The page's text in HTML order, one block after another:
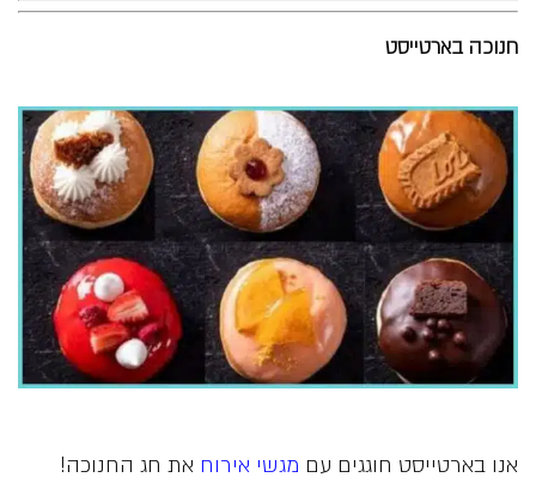
חנוכה בארטייסט
אנו בארטייסט חוגגים עם מגשי אירוח את חג החנוכה!